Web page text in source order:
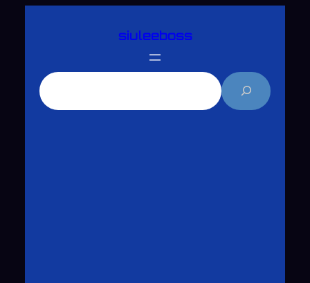
siuleeboss